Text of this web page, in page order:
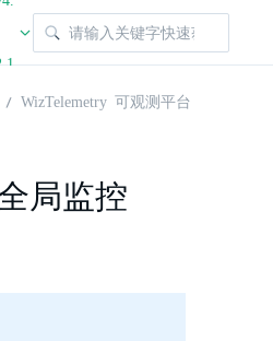
WizTelemetry 可观测平台
局监控